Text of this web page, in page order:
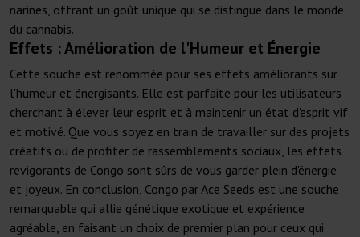
narines, offrant un goût unique qui se distingue dans le monde
du cannabis.
Effets : Amélioration de l'Humeur et Énergie
Cette souche est renommée pour ses effets améliorants sur
l'humeur et énergisants. Elle est parfaite pour les utilisateurs
cherchant à élever leur esprit et à maintenir un état d'esprit vif
et motivé. Que vous soyez en train de travailler sur des projets
créatifs ou de profiter de rassemblements sociaux, les effets
revigorants de Congo sont sûrs de vous garder plein d'énergie
et joyeux. En conclusion, Congo par Ace Seeds est une souche
remarquable qui allie génétique exotique et expérience
agréable, en faisant un choix de premier plan pour ceux qui